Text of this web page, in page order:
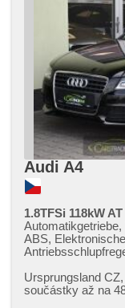
Audi A4
1.8TFSi 118kW AT
ABS,
Xenon-
Bordcomputer,
Ursprungsland
součástky až na